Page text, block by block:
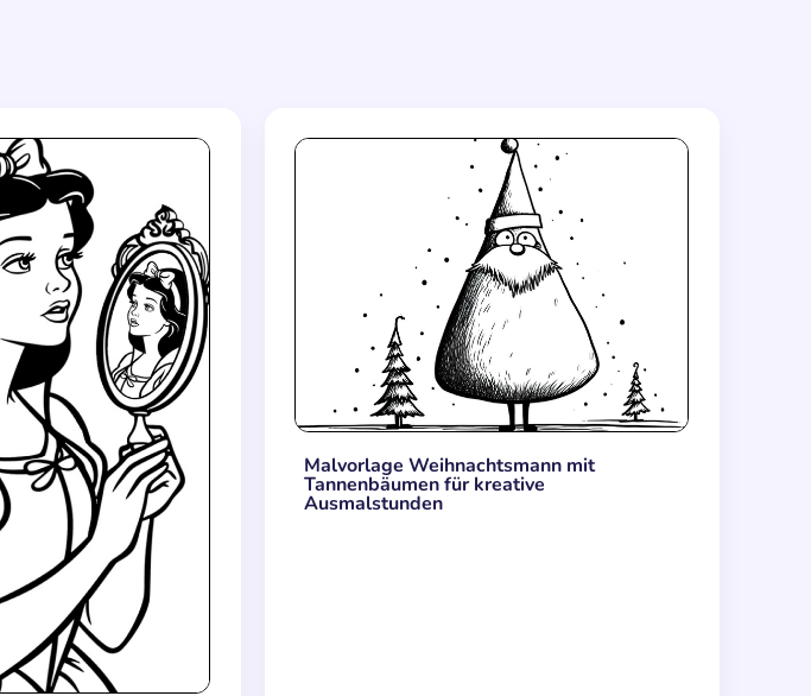
Malvorlage Weihnachtsmann mit
Tannenbäumen für kreative
Ausmalstunden